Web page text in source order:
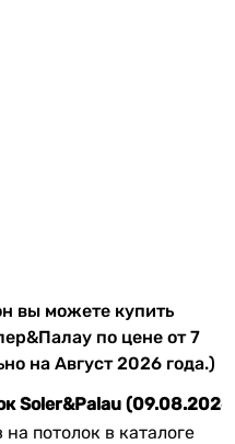
вы можете купить
по цене от 7
на Август 2026 года.)
Soler&Palau
потолок в каталоге